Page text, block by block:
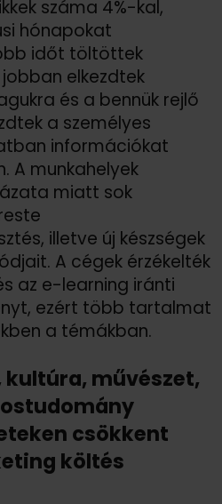
száma 4%-kal,
hónapokat
időt töltöttek
elkezdtek
és a bennük rejlő
a személyes
információkat
A munkahelyek
miatt sok
illetve új készségek
A cégek érzékelték
az e-learning iránti
ezért több tartalmat
a témákban.
művészet,
csökkent
költés